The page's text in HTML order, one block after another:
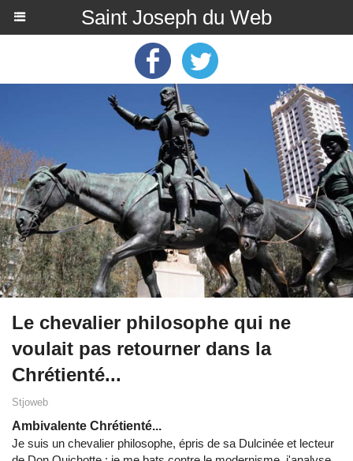
Saint Joseph du Web
Le chevalier philosophe qui ne
voulait pas retourner dans la
Chrétienté...
Stjoweb
Ambivalente Chrétienté...
Je suis un chevalier philosophe, épris de sa Dulcinée et lecteur